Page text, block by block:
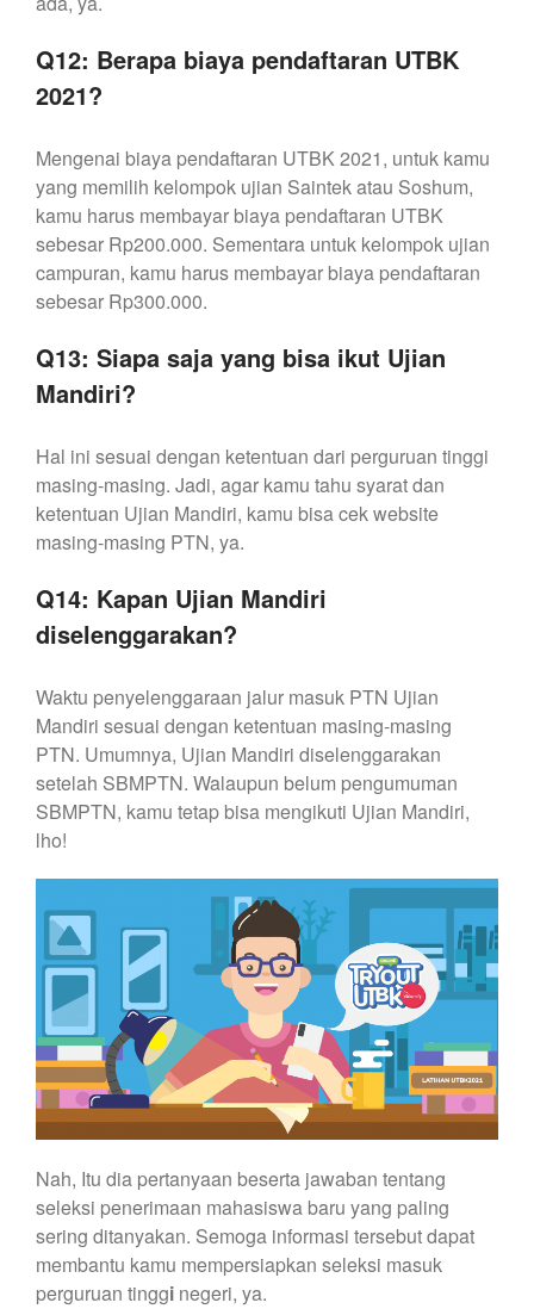
Q12: Berapa biaya pendaftaran UTBK
2021?
Mengenai biaya pendaftaran UTBK 2021, untuk kamu
yang memilih kelompok ujian Saintek atau Soshum,
kamu harus membayar biaya pendaftaran UTBK
sebesar Rp200.000. Sementara untuk kelompok ujian
campuran, kamu harus membayar biaya pendaftaran
sebesar Rp300.000.
Q13: Siapa saja yang bisa ikut Ujian
Mandiri?
Hal ini sesuai dengan ketentuan dari perguruan tinggi
masing-masing. Jadi, agar kamu tahu syarat dan
ketentuan Ujian Mandiri, kamu bisa cek website
masing-masing PTN, ya.
Q14: Kapan Ujian Mandiri
diselenggarakan?
Waktu penyelenggaraan jalur masuk PTN Ujian
Mandiri sesuai dengan ketentuan masing-masing
PTN. Umumnya, Ujian Mandiri diselenggarakan
setelah SBMPTN. Walaupun belum pengumuman
SBMPTN, kamu tetap bisa mengikuti Ujian Mandiri,
lho!
Nah, Itu dia pertanyaan beserta jawaban tentang
seleksi penerimaan mahasiswa baru yang paling
sering ditanyakan. Semoga informasi tersebut dapat
membantu kamu mempersiapkan seleksi masuk
perguruan tinggi negeri, ya.